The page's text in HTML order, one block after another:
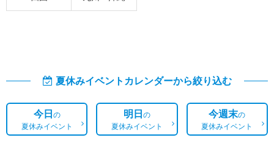
夏休みイベントカレンダーから絞り込む
今日の
夏休みイベント
明日の
夏休みイベント
今週末の
夏休みイベント